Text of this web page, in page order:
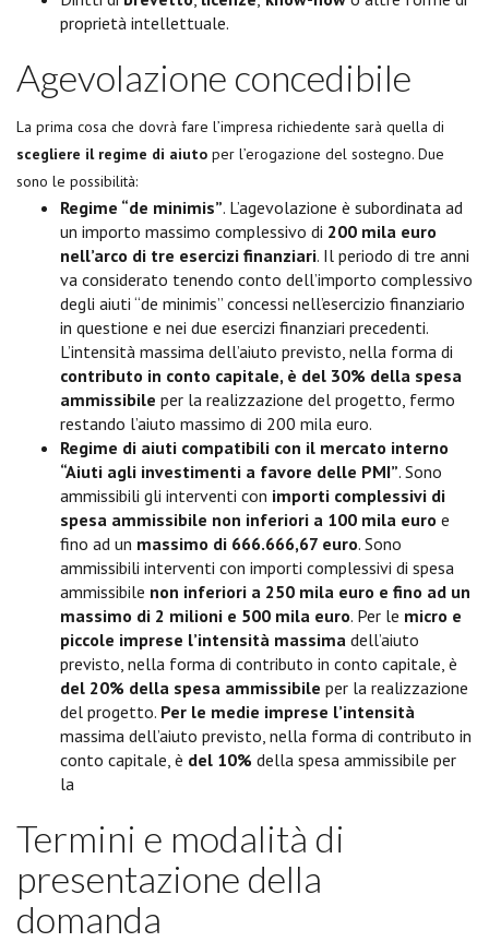
proprietà intellettuale.
Agevolazione concedibile
La prima cosa che dovrà fare l’impresa richiedente sarà quella di
scegliere il regime di aiuto per l’erogazione del sostegno. Due
sono le possibilità:
Regime “de minimis”. L’agevolazione è subordinata ad
un importo massimo complessivo di 200 mila euro
nell’arco di tre esercizi finanziari. Il periodo di tre anni
va considerato tenendo conto dell’importo complessivo
degli aiuti “de minimis” concessi nell’esercizio finanziario
in questione e nei due esercizi finanziari precedenti.
L’intensità massima dell’aiuto previsto, nella forma di
contributo in conto capitale, è del 30% della spesa
ammissibile per la realizzazione del progetto, fermo
restando l’aiuto massimo di 200 mila euro.
Regime di aiuti compatibili con il mercato interno
“Aiuti agli investimenti a favore delle PMI”. Sono
ammissibili gli interventi con importi complessivi di
spesa ammissibile non inferiori a 100 mila euro e
fino ad un massimo di 666.666,67 euro. Sono
ammissibili interventi con importi complessivi di spesa
ammissibile non inferiori a 250 mila euro e fino ad un
massimo di 2 milioni e 500 mila euro. Per le micro e
piccole imprese l’intensità massima dell’aiuto
previsto, nella forma di contributo in conto capitale, è
del 20% della spesa ammissibile per la realizzazione
del progetto. Per le medie imprese l’intensità
massima dell’aiuto previsto, nella forma di contributo in
conto capitale, è del 10% della spesa ammissibile per
la
Termini e modalità di
presentazione della
domanda